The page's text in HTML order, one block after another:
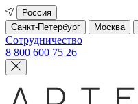
Россия
Санкт-Петербург
Москва
Сотрудничество
8 800 600 75 26